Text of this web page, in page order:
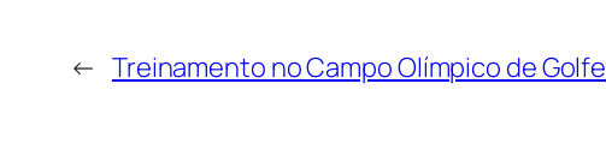
← Treinamento no Campo Olímpico de Golfe